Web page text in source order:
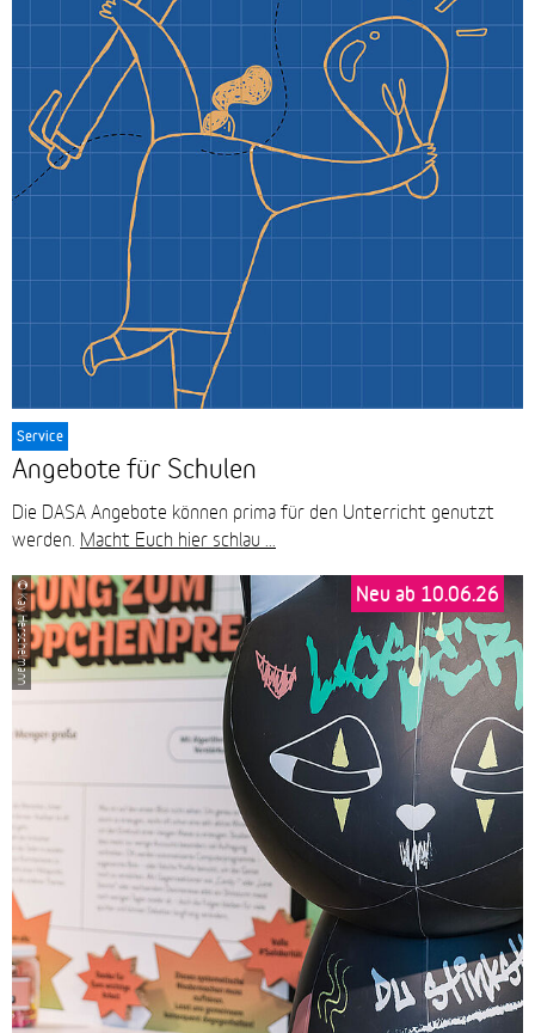
Service
Angebote für Schulen
Die DASA Angebote können prima für den Unterricht genutzt
werden. Macht Euch hier schlau ...
© Kay Herschelmann Neu ab 10.06.26